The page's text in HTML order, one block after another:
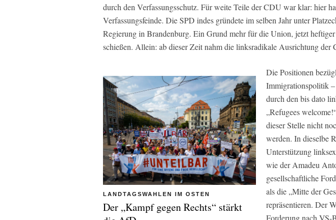
durch den Verfassungsschutz. Für weite Teile der CDU war klar: hier
Verfassungsfeinde. Die SPD indes gründete im selben Jahr unter
Regierung in Brandenburg. Ein Grund mehr für die Union, jetzt
schießen. Allein: ab dieser Zeit nahm die linksradikale Ausrichtung der
LANDTAGSWAHLEN IM OSTEN
Der „Kampf gegen Rechts“ stärkt
Die Positionen
Immigrationspolitik –
durch den bis dato
„Refugees
dieser Stelle nicht
werden. In dieselbe
Unterstützung
wie der Amadeu
gesellschaftliche
als die „Mitte der
repräsentieren. Der
Forderung nach VS-